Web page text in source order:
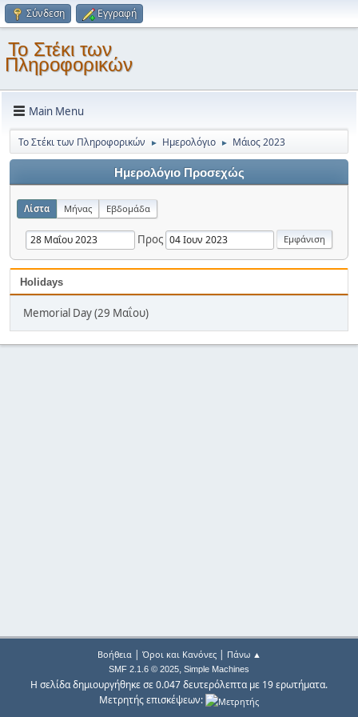
Σύνδεση Εγγραφή
Το Στέκι των
Πληροφορικών
Main Menu
Το Στέκι των Πληροφορικών ► Ημερολόγιο ► Μάιος 2023
Ημερολόγιο Προσεχώς
Λίστα Μήνας Εβδομάδα
Προς
Holidays
Memorial Day (29 Μαΐου)
Βοήθεια| Όροι και Κανόνες| Πάνω ▲
SMF 2.1.6 © 2025, Simple Machines
Η σελίδα δημιουργήθηκε σε 0.047 δευτερόλεπτα με 19 ερωτήματα.
Μετρητής επισκέψεων: